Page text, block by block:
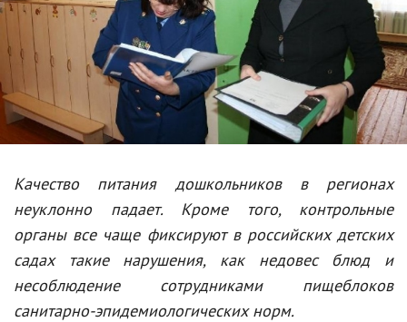
Политика
Образование
В мире
Культура
Спорт
Знаменитости
Статьи
Качество питания дошкольников в регионах
неуклонно падает. Кроме того, контрольные
органы все чаще фиксируют в российских детских
садах такие нарушения, как недовес блюд и
несоблюдение сотрудниками пищеблоков
санитарно-эпидемиологических норм.